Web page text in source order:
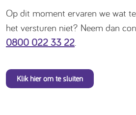
Op dit moment ervaren we wat
het versturen niet? Neem dan
0800 022 33 22.
Klik hier om te sluiten